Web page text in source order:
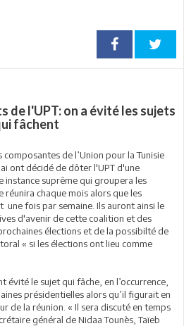
de l'UPT: on a évité les sujets
fâchent
de l’Union pour la Tunisie
ont décidé de dôter l'UPT d'une
instance suprême qui groupera les
chaque mois alors que les
une fois par semaine. Ils auront ainsi le
d'avenir de cette coalition et des
élections et de la possibilté de
« si les élections ont lieu comme
évité le sujet qui fâche, en l’occurrence,
présidentielles alors qu’il figurait en
de la réunion. « Il sera discuté en temps
général de Nidaa Tounès, Taïeb